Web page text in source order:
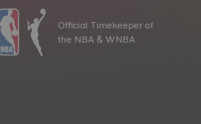
Official Timekeeper of
the NBA & WNBA